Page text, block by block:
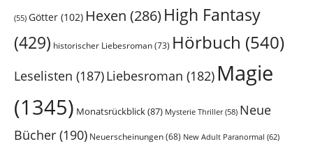
(55) Götter (102) Hexen (286) High Fantasy
(429) historischer Liebesroman(73) Hörbuch (540)
Leselisten (187)Liebesroman (182) Magie
(1345) Monatsrückblick(87) Mysterie Thriller(58) Neue
Bücher (190) Neuerscheinungen(68) New Adult Paranormal (62)